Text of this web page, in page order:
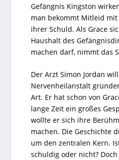
Gefängnis Kingston
man bekommt Mitleid mit
ihrer Schuld. Als Grace
Haushalt des
machen darf, nimmt das
Der Arzt Simon Jordan
Nervenheilanstalt
Art. Er hat schon von
lange Zeit ein großes
wollte er sich ihre
machen. Die Geschichte
um den zentralen Kern.
schuldig oder nicht?